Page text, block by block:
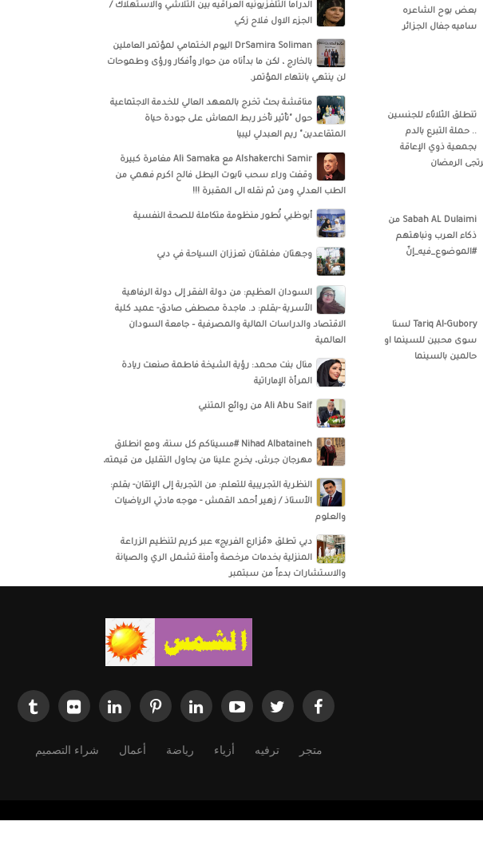
بعض بوح الشاعره
ساميه جفال الجزائر
تنطلق الثلاثاء للجنسين
.. حملة التبرع بالدم
بجمعية ذوي الإعاقة
الرمضان
Sabah AL Dulaimi من
ذكاء العرب ونباهتهم
#الموضوع_فيه_إنّ
Tariq Al-Gubory‎‏ لسنا
سوى محبين للسينما او
حالمين بالسينما
الدراما التلفزيونيه العراقيه بين التلاشي والاستهلاك /
الجزء الاول فلاح زكي
DrSamira Soliman اليوم الختمامي لمؤتمر العاملين
بالخارج ، لكن ما بدأناه من حوار وأفكار ورؤى وطموحات
لن ينتهي بانتهاء المؤتمر.
مناقشة بحث تخرج بالمعهد العالي للخدمة الاجتماعية
حول "تأثير تأخر ربط المعاش على جودة حياة
المتقاعدين" ريم العبدلي ليبيا
‏‎Alshakerchi Samir‎‏ مع ‏‎Ali Samaka‎‏ مغامرة كبيرة
وقفت وراء سحب تابوت البطل فالح اكرم فهمي من
الطب العدلي ومن ثم نقله الى المقبرة !!!
أبوظبي تُطور منظومة متكاملة للصحة النفسية
وجهتان مغلقتان تعززان السياحة في دبي
السودان العظيم: من دولة الفقر إلى دولة الرفاهية
الأسرية -بقلم: د. ماجدة مصطفى صادق- عميد كلية
الاقتصاد والدراسات المالية والمصرفية – جامعة السودان
العالمية
منال بنت محمد: رؤية الشيخة فاطمة صنعت ريادة
المرأة الإماراتية
Ali Abu Saif من روائع المتنبي
Nihad Albataineh #مسيناكم كل سنة، ومع انطلاق
مهرجان جرش، يخرج علينا من يحاول التقليل من قيمته،
النظرية التجريبية للتعلم: من التجربة إلى الإتقان- بقلم:
الأستاذ / زهير أحمد القمش - موجه مادتي الرياضيات
والعلوم
دبي تطلق «مُزارع الفريج» عبر كريم لتنظيم الزراعة
المنزلية بخدمات مرخصة وآمنة تشمل الري والصيانة
والاستشارات بدءاً من سبتمبر
متجر ترفيه أزياء رياضة أعمال شراء التصميم